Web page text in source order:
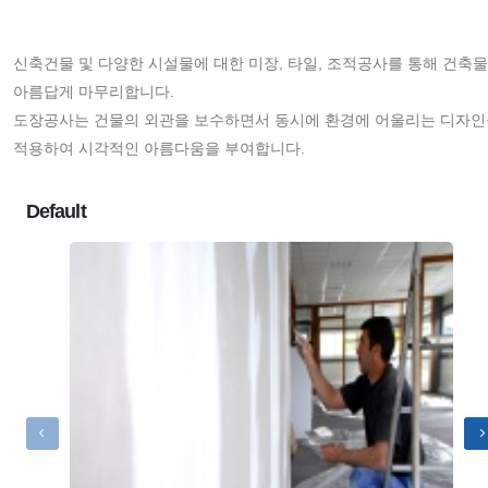
신축건물 및 다양한 시설물에 대한 미장, 타일, 조적공사를 통해 건축
아름답게 마무리합니다.
도장공사는 건물의 외관을 보수하면서 동시에 환경에 어울리는 디자
적용하여 시각적인 아름다움을 부여합니다.
Default